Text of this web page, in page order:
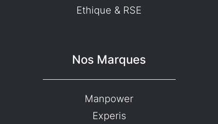
Ethique & RSE
Nos Marques
Manpower
Experis